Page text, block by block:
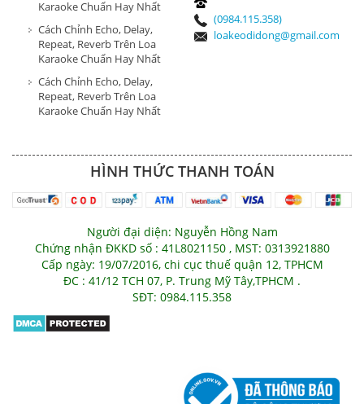
Karaoke Chuẩn Hay Nhất
Cách Chỉnh Echo, Delay,
Repeat, Reverb Trên Loa
Karaoke Chuẩn Hay Nhất
Cách Chỉnh Echo, Delay,
Repeat, Reverb Trên Loa
Karaoke Chuẩn Hay Nhất
(0984.115.358)
loakeodidong@gmail.com
HÌNH THỨC THANH TOÁN
Người đại diện: Nguyễn Hồng Nam
Chứng nhận ĐKKD số : 41L8021150 , MST: 0313921880
Cấp ngày: 19/07/2016, chi cục thuế quận 12, TPHCM
ĐC : 41/12 TCH 07, P. Trung Mỹ Tây,TPHCM .
SĐT: 0984.115.358